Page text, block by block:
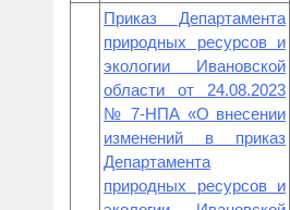
Приказ Департамента
природных ресурсов и
экологии Ивановской
области от 24.08.2023
№ 7-НПА «О внесении
изменений в приказ
Департамента
природных ресурсов и